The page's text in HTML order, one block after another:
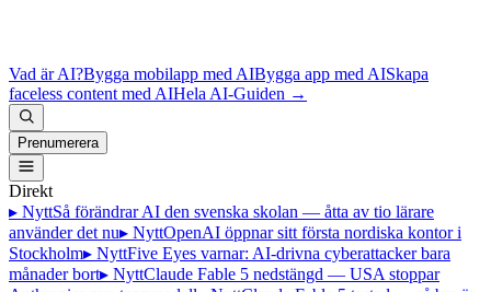
Vad är AI?Bygga mobilapp med AIBygga app med AISkapa
faceless content med AIHela AI-Guiden →
Prenumerera
Direkt
▸ NyttSå förändrar AI den svenska skolan — åtta av tio lärare
använder det nu▸ NyttOpenAI öppnar sitt första nordiska kontor i
Stockholm▸ NyttFive Eyes varnar: AI-drivna cyberattacker bara
månader bort▸ NyttClaude Fable 5 nedstängd — USA stoppar